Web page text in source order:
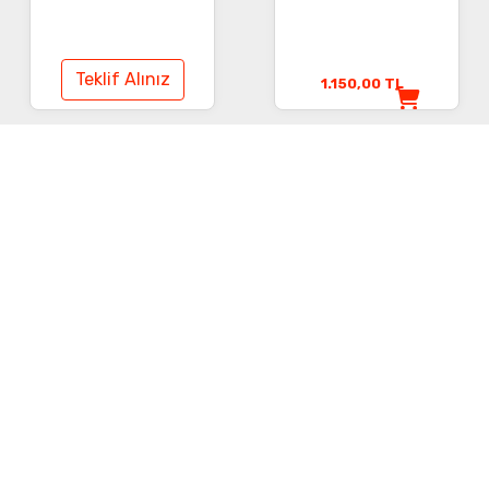
Teklif Alınız 1.150,00 TL